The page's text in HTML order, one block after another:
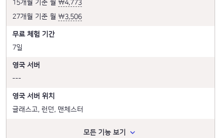
15개월 기준 월 ₩4,773
27개월 기준 월 ₩3,506
무료 체험 기간
7일
영국 서버
---
영국 서버 위치
글래스고, 런던, 맨체스터
모든 기능 보기